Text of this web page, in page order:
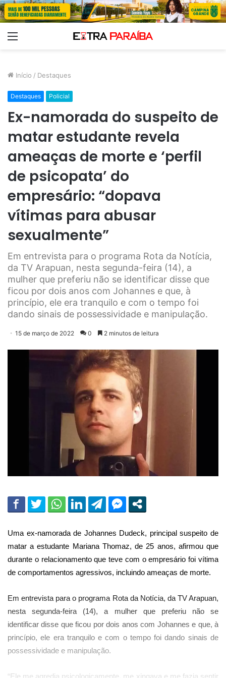
Início / Destaques
Destaques Policial
Ex-namorada do suspeito de
matar estudante revela
ameaças de morte e ‘perfil
de psicopata’ do
empresário: “dopava
vítimas para abusar
sexualmente”
Em entrevista para o programa Rota da Notícia,
da TV Arapuan, nesta segunda-feira (14), a
mulher que preferiu não se identificar disse que
ficou por dois anos com Johannes e que, à
princípio, ele era tranquilo e com o tempo foi
dando sinais de possessividade e manipulação.
15 de março de 2022 0 2 minutos de leitura
Uma ex-namorada de Johannes Dudeck, principal suspeito de
matar a estudante Mariana Thomaz, de 25 anos, afirmou que
durante o relacionamento que teve com o empresário foi vítima
de comportamentos agressivos, incluindo ameaças de morte.
Em entrevista para o programa Rota da Notícia, da TV Arapuan,
nesta segunda-feira (14), a mulher que preferiu não se
identificar disse que ficou por dois anos com Johannes e que, à
princípio, ele era tranquilo e com o tempo foi dando sinais de
possessividade e manipulação.